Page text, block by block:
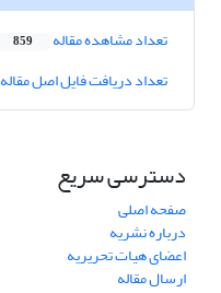
تعداد مشاهده مقاله 859
تعداد دریافت فایل اصل مقاله
دسترسی سریع
صفحه اصلی
درباره نشریه
اعضای هیات تحریریه
ارسال مقاله